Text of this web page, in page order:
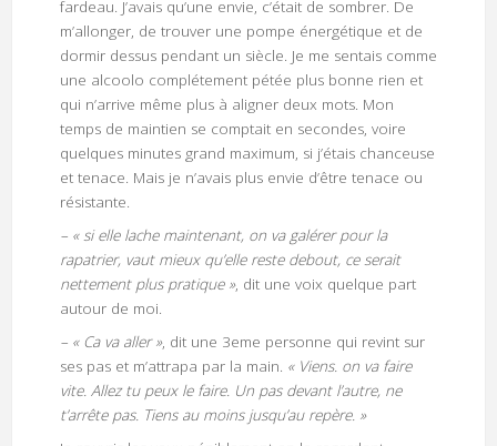
fardeau. J’avais qu’une envie, c’était de sombrer. De
m’allonger, de trouver une pompe énergétique et de
dormir dessus pendant un siècle. Je me sentais comme
une alcoolo complétement pétée plus bonne rien et
qui n’arrive même plus à aligner deux mots. Mon
temps de maintien se comptait en secondes, voire
quelques minutes grand maximum, si j’étais chanceuse
et tenace. Mais je n’avais plus envie d’être tenace ou
résistante.
– « si elle lache maintenant, on va galérer pour la
rapatrier, vaut mieux qu’elle reste debout, ce serait
nettement plus pratique », dit une voix quelque part
autour de moi.
– « Ca va aller », dit une 3eme personne qui revint sur
ses pas et m’attrapa par la main. « Viens. on va faire
vite. Allez tu peux le faire. Un pas devant l’autre, ne
t’arrête pas. Tiens au moins jusqu’au repère. »